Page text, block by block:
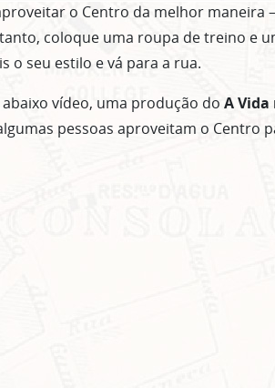
o Centro da melhor maneira
coloque uma roupa de treino e
o seu estilo e vá para a rua.
vídeo, uma produção do A
pessoas aproveitam o Centro